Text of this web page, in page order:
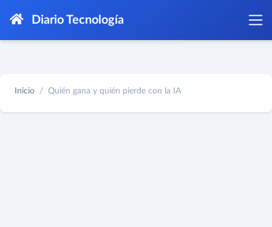
Diario Tecnología
Inicio Quién gana y quién pierde con la IA